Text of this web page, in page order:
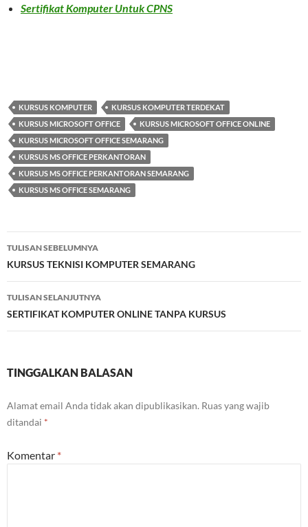
Sertifikat Komputer Untuk CPNS
KURSUS KOMPUTER
KURSUS KOMPUTER TERDEKAT
KURSUS MICROSOFT OFFICE
KURSUS MICROSOFT OFFICE ONLINE
KURSUS MICROSOFT OFFICE SEMARANG
KURSUS MS OFFICE PERKANTORAN
KURSUS MS OFFICE PERKANTORAN SEMARANG
KURSUS MS OFFICE SEMARANG
Navigasi
Tulisan
TULISAN SEBELUMNYA
KURSUS TEKNISI KOMPUTER SEMARANG
TULISAN SELANJUTNYA
SERTIFIKAT KOMPUTER ONLINE TANPA KURSUS
TINGGALKAN BALASAN
Alamat email Anda tidak akan dipublikasikan. Ruas yang wajib
ditandai *
Komentar *